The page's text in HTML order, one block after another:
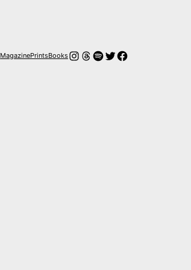
MagazinePrintsBooksInstagram
Hilos
Spotify
Twitter
Facebook